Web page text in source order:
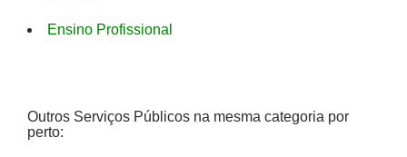
Ensino Profissional
Outros Serviços Públicos na mesma categoria por
perto: